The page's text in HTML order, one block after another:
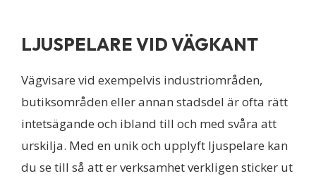
LJUSPELARE VID VÄGKANT
Vägvisare vid exempelvis industriområden,
butiksområden eller annan stadsdel är ofta rätt
intetsägande och ibland till och med svåra att
urskilja. Med en unik och upplyft ljuspelare kan
du se till så att er verksamhet verkligen sticker ut